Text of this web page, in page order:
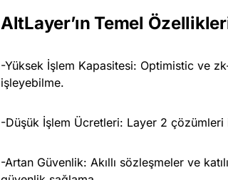
AltLayer’ın Temel
-Yüksek İşlem Kapasitesi: Optimistic ve
işleyebilme.
-Düşük İşlem Ücretleri: Layer 2
-Artan Güvenlik: Akıllı sözleşmeler ve